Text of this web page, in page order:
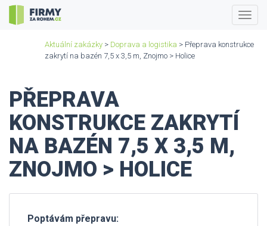
Aktuální zakázky > Doprava a logistika > Přeprava konstrukce
zakrytí na bazén 7,5 x 3,5 m, Znojmo > Holice
PŘEPRAVA
KONSTRUKCE ZAKRYTÍ
NA BAZÉN 7,5 X 3,5 M,
ZNOJMO > HOLICE
Poptávám přepravu: